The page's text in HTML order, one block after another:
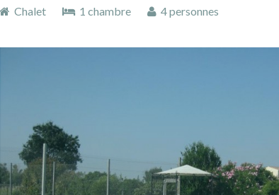
Chalet
1 chambre 4 personnes